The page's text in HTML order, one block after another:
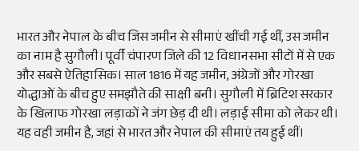
भारत और नेपाल के बीच जिस जमीन से सीमाएं खींची गई थीं, उस जमीन
का नाम है सुगौली। पूर्वी चंपारण जिले की 12 विधानसभा सीटों में से एक
और सबसे ऐतिहासिक। साल 1816 में यह जमीन, अंग्रेजों और गोरखा
योद्धाओं के बीच हुए समझौते की साक्षी बनी। सुगौली में ब्रिटिश सरकार
के खिलाफ गोरखा लड़ाकों ने जंग छेड़ दी थी। लड़ाई सीमा को लेकर थी।
यह वही जमीन है, जहां से भारत और नेपाल की सीमाएं तय हुई थीं।